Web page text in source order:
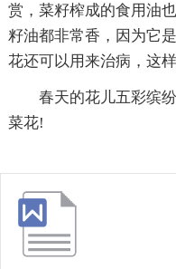
赏，菜籽榨成的食用油
籽油都非常香，因为它
花还可以用来治病，这
春天的花儿五彩缤
菜花!